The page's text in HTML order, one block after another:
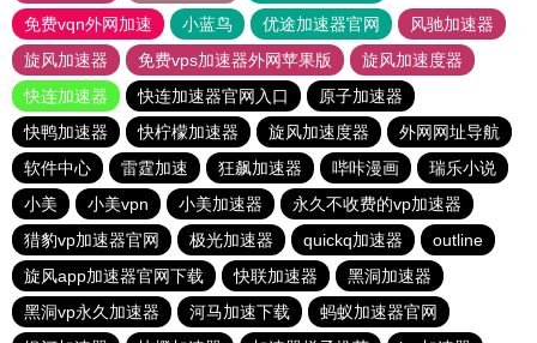
免费vqn外网加速
小蓝鸟 优途加速器官网
风驰加速器
旋风加速器
免费vps加速器外网苹果版
旋风加速度器
快连加速器
快连加速器官网入口
原子加速器
快鸭加速器
快柠檬加速器 旋风加速度器
外网网址导航
软件中心
雷霆加速 狂飙加速器 哔咔漫画
瑞乐小说
小美
小美vpn 小美加速器
永久不收费的vp加速器
猎豹vp加速器官网
极光加速器 quickq加速器
outline
旋风app加速器官网下载
快联加速器
黑洞加速器
黑洞vp永久加速器
河马加速下载
蚂蚁加速器官网